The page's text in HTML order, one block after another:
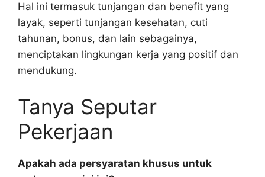
Hal ini termasuk tunjangan dan benefit yang
layak, seperti tunjangan kesehatan, cuti
tahunan, bonus, dan lain sebagainya,
menciptakan lingkungan kerja yang positif dan
mendukung.
Tanya Seputar
Pekerjaan
Apakah ada persyaratan khusus untuk